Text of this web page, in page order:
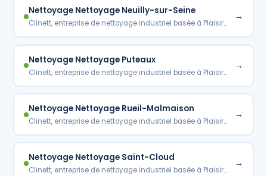
Nettoyage Nettoyage Neuilly-sur-Seine
Clinett, entreprise de nettoyage industriel basée à Plaisir…
→
Nettoyage Nettoyage Puteaux
Clinett, entreprise de nettoyage industriel basée à Plaisir…
→
Nettoyage Nettoyage Rueil-Malmaison
Clinett, entreprise de nettoyage industriel basée à Plaisir…
→
Nettoyage Nettoyage Saint-Cloud
Clinett, entreprise de nettoyage industriel basée à Plaisir…
→